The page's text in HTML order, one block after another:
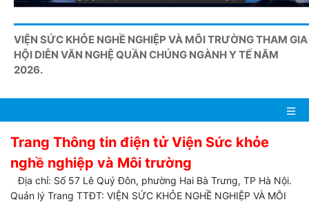
VIỆN SỨC KHỎE NGHỀ NGHIỆP VÀ MÔI TRƯỜNG THAM GIA
HỘI DIỄN VĂN NGHỆ QUẦN CHÚNG NGÀNH Y TẾ NĂM
2026.
Trang Thông tin điện tử Viện Sức khỏe
nghề nghiệp và Môi trường
Địa chỉ: Số 57 Lê Quý Đôn, phường Hai Bà Trưng, TP Hà Nội.
Quản lý Trang TTĐT: VIỆN SỨC KHỎE NGHỀ NGHIỆP VÀ MÔI